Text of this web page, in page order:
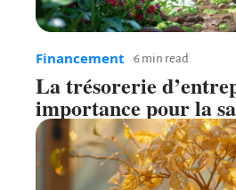
Financement 6 min read
La trésorerie
importance pour la